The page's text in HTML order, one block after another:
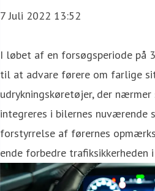
7 Juli 2022 13:52
I løbet af en forsøgsperiode på
til at advare førere om farlige
udrykningskøretøjer, der nærmer
integreres i bilernes nuværende
forstyrrelse af førernes
ende forbedre trafiksikkerheden i